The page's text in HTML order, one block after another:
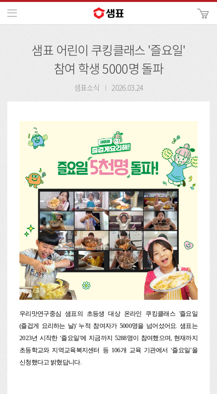
색
샘표 어린이 쿠킹클래스 '즐요일'
참여 학생 5000명 돌파
샘표소식 2026.03.24
우리맛연구중심 샘표의 초등생 대상 온라인 쿠킹클래스 '즐요일
(즐겁게 요리하는 날)' 누적 참여자가 5000명을 넘어섰어요. 샘표는
2023년 시작한 ‘즐요일’에 지금까지 5288명이 참여했으며, 현재까지
초등학교와 지역교육복지센터 등 106개 교육 기관에서 ‘즐요일’을
신청했다고 밝혔답니다.